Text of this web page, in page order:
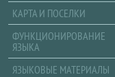
КАРТА И ПОСЕЛКИ
ФУНКЦИОНИРОВАНИЕ
ЯЗЫКА
ЯЗЫКОВЫЕ МАТЕРИАЛЫ